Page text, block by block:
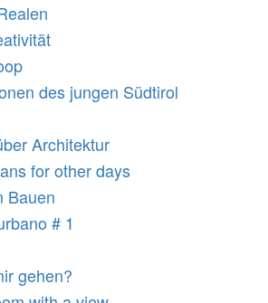
des jungen Südtirol
Architektur
for other days
Bauen
# 1
gehen?